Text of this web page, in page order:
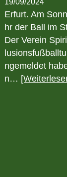
Erfurt. Am
hr der Ball im
Der Verein
ngemeldet
n…